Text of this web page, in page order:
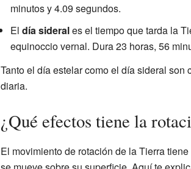
minutos y 4.09 segundos.
El día siderales el tiempo que tarda la
equinoccio vernal. Dura 23 horas, 56
Tanto el día estelar como el día sideral
diaria.
¿Qué efectos tiene la
El movimiento de rotación de la Tierra